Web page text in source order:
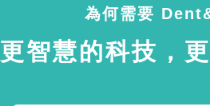
為何需要
更智慧的科技，